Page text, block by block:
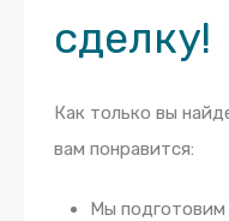
сделку!
Как только вы
вам понравится:
Мы